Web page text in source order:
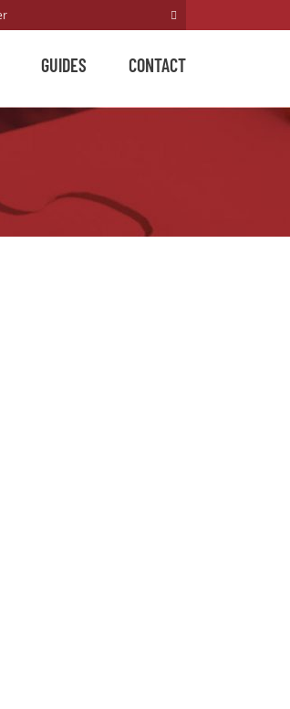
GUIDES CONTACT